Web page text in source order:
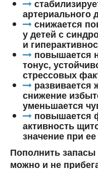
артериального
снижается
у детей с
и
повышается
тонус,
стрессовых
снижение
уменьшается
повышается
активность
значение при
Пополнить запасы
можно и не